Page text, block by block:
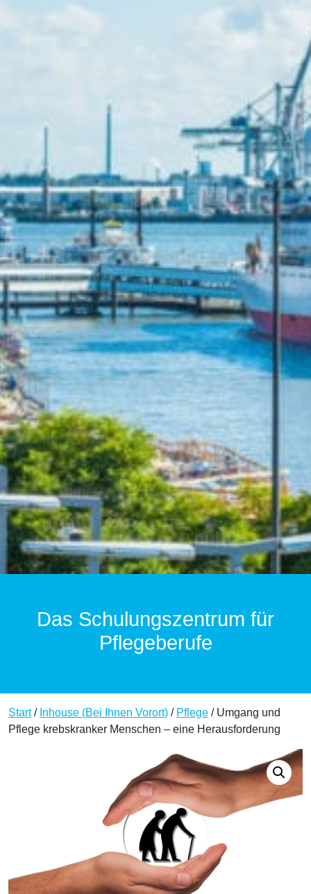
Das Schulungszentrum für
Pflegeberufe
Start/ Inhouse (Bei Ihnen Vorort) / Pflege / Umgang und
Pflege krebskranker Menschen – eine Herausforderung